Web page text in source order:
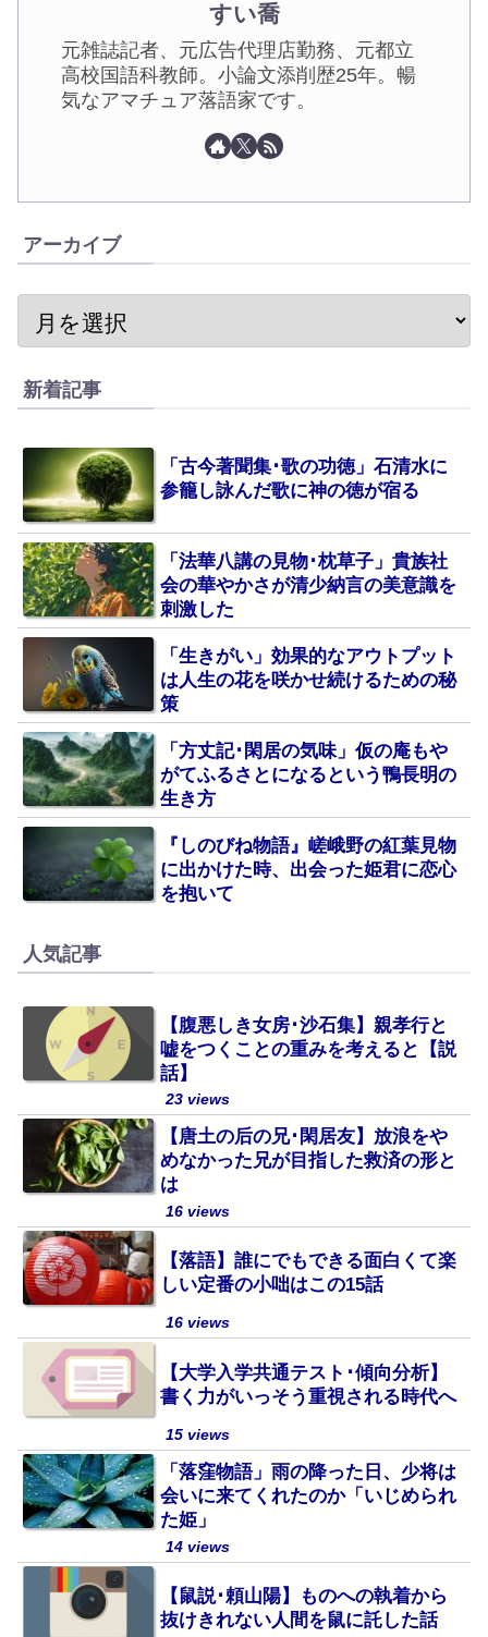
すい喬
元雑誌記者、元広告代理店勤務、元都立
高校国語科教師。小論文添削歴25年。暢
気なアマチュア落語家です。
アーカイブ
新着記事
「古今著聞集･歌の功徳」石清水に
参籠し詠んだ歌に神の徳が宿る
「法華八講の見物･枕草子」貴族社
会の華やかさが清少納言の美意識を
刺激した
「生きがい」効果的なアウトプット
は人生の花を咲かせ続けるための秘
策
「方丈記･閑居の気味」仮の庵もや
がてふるさとになるという鴨長明の
生き方
『しのびね物語』嵯峨野の紅葉見物
に出かけた時、出会った姫君に恋心
を抱いて
人気記事
【腹悪しき女房･沙石集】親孝行と
嘘をつくことの重みを考えると【説
話】
23 views
【唐土の后の兄･閑居友】放浪をや
めなかった兄が目指した救済の形と
は
16 views
【落語】誰にでもできる面白くて楽
しい定番の小咄はこの15話
16 views
【大学入学共通テスト･傾向分析】
書く力がいっそう重視される時代へ
15 views
「落窪物語」雨の降った日、少将は
会いに来てくれたのか「いじめられ
た姫」
14 views
【鼠説･頼山陽】ものへの執着から
抜けきれない人間を鼠に託した話